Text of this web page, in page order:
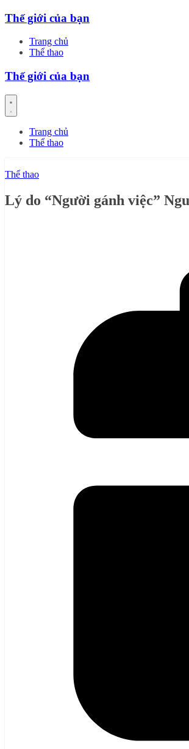
Skip
content
Thế giới của bạn
Trang chủ
Thể thao
Thế giới của bạn
Trang chủ
Thể thao
Thể thao
Lý do “Người gánh việc”